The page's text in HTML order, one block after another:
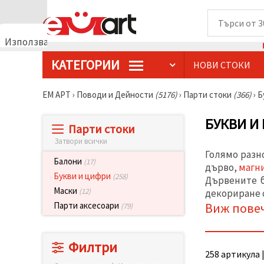
Използваме
бисквитки
Използваме
КАТЕГОРИИ НОВИ СТОКИ
ЕМ АРТ › Поводи и Дейности (5176)› Парти стоки (366)›
Парти стоки
Затвори всички
Балони (17)
Букви и цифри (258)
Маски (12)
Парти аксесоари (79)
Филтри
БУКВИ
Голямо
дърво,
Дървените
декориране
Виж
258 артикула